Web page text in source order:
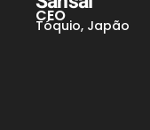
CEO
Tóquio, Japão